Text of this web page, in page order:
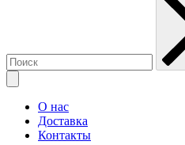
О нас
Доставка
Контакты